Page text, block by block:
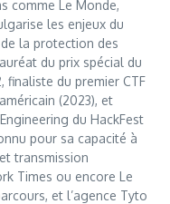
comme Le Monde,
les enjeux du
la protection des
du prix spécial du
finaliste du premier CTF
(2023), et
du HackFest
pour sa capacité à
transmission
Times ou encore Le
et l’agence Tyto